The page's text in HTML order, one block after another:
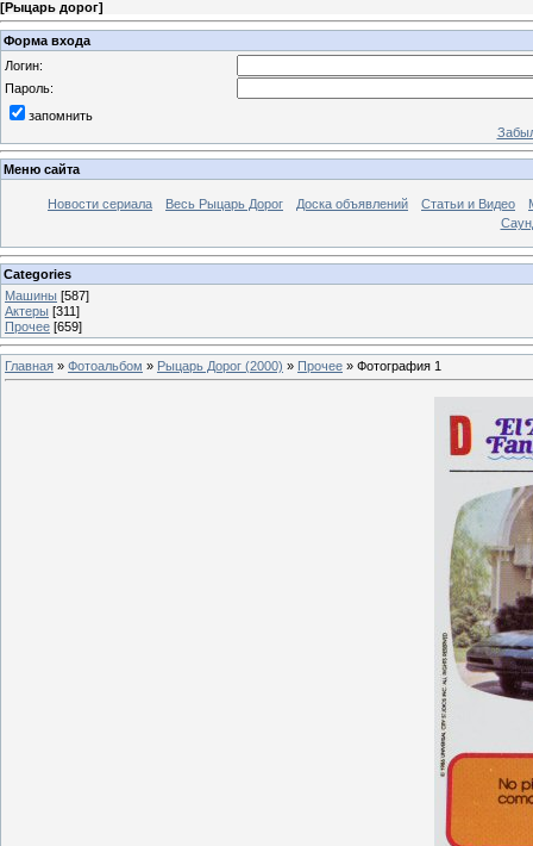
[Рыцарь дорог]
Форма входа
Логин:
Пароль:
запомнить
Меню сайта
Новости сериала Весь Рыцарь Дорог Доска объявлений Статьи и Видео
Categories
Машины [587]
Актеры [311]
Прочее [659]
Главная » Фотоальбом » Рыцарь Дорог (2000) » Прочее » Фотография 1